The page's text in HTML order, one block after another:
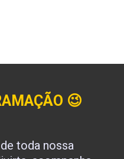
😉
toda nossa